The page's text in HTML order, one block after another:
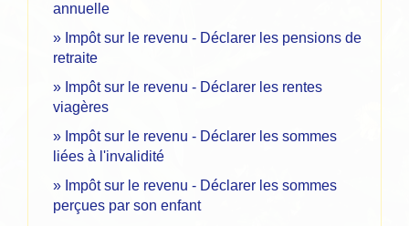
annuelle
Impôt sur le revenu - Déclarer les pensions de
retraite
Impôt sur le revenu - Déclarer les rentes
viagères
Impôt sur le revenu - Déclarer les sommes
liées à l'invalidité
Impôt sur le revenu - Déclarer les sommes
perçues par son enfant